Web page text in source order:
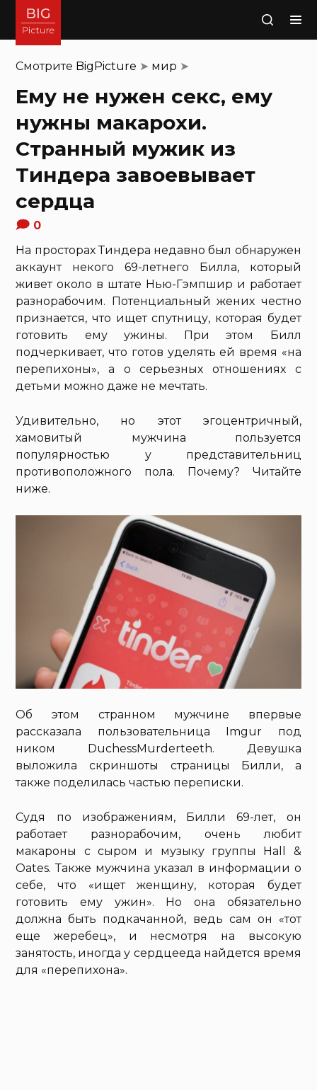
Поиск
Смотрите BigPicture ➤ мир ➤
Ему не нужен секс, ему
нужны макарохи.
Странный мужик из
Тиндера завоевывает
сердца
0
На просторах Тиндера недавно был обнаружен
аккаунт некого 69-летнего Билла, который
живет около в штате Нью-Гэмпшир и работает
разнорабочим. Потенциальный жених честно
признается, что ищет спутницу, которая будет
готовить ему ужины. При этом Билл
подчеркивает, что готов уделять ей время «на
перепихоны», а о серьезных отношениях с
детьми можно даже не мечтать.
Удивительно, но этот эгоцентричный,
хамовитый мужчина пользуется
популярностью у представительниц
противоположного пола. Почему? Читайте
ниже.
Об этом странном мужчине впервые
рассказала пользовательница Imgur под
ником DuchessMurderteeth. Девушка
выложила скриншоты страницы Билли, а
также поделилась частью переписки.
Судя по изображениям, Билли 69-лет, он
работает разнорабочим, очень любит
макароны с сыром и музыку группы Hall &
Oates. Также мужчина указал в информации о
себе, что «ищет женщину, которая будет
готовить ему ужин». Но она обязательно
должна быть подкачанной, ведь сам он «тот
еще жеребец», и несмотря на высокую
занятость, иногда у сердцееда найдется время
для «перепихона».